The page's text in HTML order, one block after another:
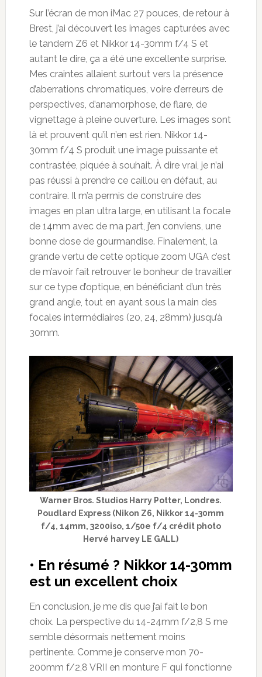
Sur l’écran de mon iMac 27 pouces, de retour à
Brest, j’ai découvert les images capturées avec
le tandem Z6 et Nikkor 14-30mm f/4 S et
autant le dire, ça a été une excellente surprise.
Mes craintes allaient surtout vers la présence
d’aberrations chromatiques, voire d’erreurs de
perspectives, d’anamorphose, de flare, de
vignettage à pleine ouverture. Les images sont
là et prouvent qu’il n’en est rien. Nikkor 14-
30mm f/4 S produit une image puissante et
contrastée, piquée à souhait. À dire vrai, je n’ai
pas réussi à prendre ce caillou en défaut, au
contraire. Il m’a permis de construire des
images en plan ultra large, en utilisant la focale
de 14mm avec de ma part, j’en conviens, une
bonne dose de gourmandise. Finalement, la
grande vertu de cette optique zoom UGA c’est
de m’avoir fait retrouver le bonheur de travailler
sur ce type d’optique, en bénéficiant d’un très
grand angle, tout en ayant sous la main des
focales intermédiaires (20, 24, 28mm) jusqu’à
30mm.
Warner Bros. Studios Harry Potter, Londres.
Poudlard Express (Nikon Z6, Nikkor 14-30mm
f/4, 14mm, 3200iso, 1/50e f/4 crédit photo
Hervé harvey LE GALL)
• En résumé ? Nikkor 14-30mm
est un excellent choix
En conclusion, je me dis que j’ai fait le bon
choix. La perspective du 14-24mm f/2,8 S me
semble désormais nettement moins
pertinente. Comme je conserve mon 70-
200mm f/2,8 VRII en monture F qui fonctionne